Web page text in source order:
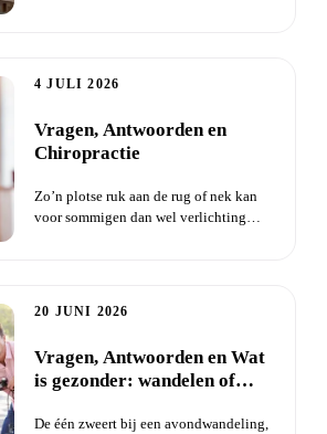
4 JULI 2026
Vragen, Antwoorden en
Chiropractie
Zo’n plotse ruk aan de rug of nek kan
voor sommigen dan wel verlichting
20 JUNI 2026
Vragen, Antwoorden en Wat
is gezonder: wandelen of
De één zweert bij een avondwandeling,